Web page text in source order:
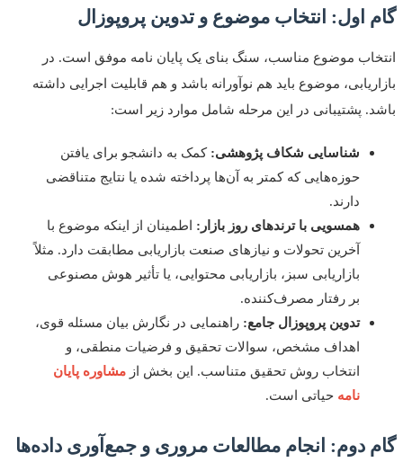
اول: انتخاب موضوع و تدوین پروپوزال
موضوع مناسب، سنگ بنای یک پایان نامه موفق است. در
موضوع باید هم نوآورانه باشد و هم قابلیت اجرایی داشته
پشتیبانی در این مرحله شامل موارد زیر است:
شناسایی شکاف پژوهشی:کمک به دانشجو برای یافتن
حوزه‌هایی که کمتر به آن‌ها پرداخته شده یا نتایج متناقضی
دارند.
همسویی با ترندهای روز بازار: اطمینان از اینکه موضوع با
آخرین تحولات و نیازهای صنعت بازاریابی مطابقت دارد. مثلاً
بازاریابی سبز، بازاریابی محتوایی، یا تأثیر هوش مصنوعی
بر رفتار مصرف‌کننده.
تدوین پروپوزال جامع:راهنمایی در نگارش بیان مسئله قوی،
اهداف مشخص، سوالات تحقیق و فرضیات منطقی، و
انتخاب روش تحقیق متناسب. این بخش ازمشاوره پایان
حیاتی است.
دوم: انجام مطالعات مروری و جمع‌آوری داده‌ها